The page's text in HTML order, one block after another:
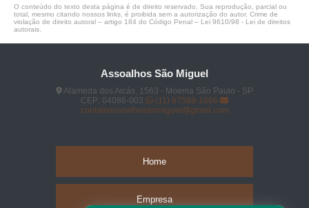
O conteúdo do texto desta página é de direito reservado. Sua reprodução, parcial ou
total, mesmo citando nossos links, é proibida sem a autorização do autor. Crime de
violação de direito autoral – artigo 184 do Código Penal – Lei 9610/98 - Lei de direitos
autorais
Assoalhos São Miguel
Alameda dos Aicás, 1563 - Moema São Paulo - SP
CEP: 04086-003
(11) 97589-1666
contatoassoalhosaomiguel@gmail.com
Home
Empresa